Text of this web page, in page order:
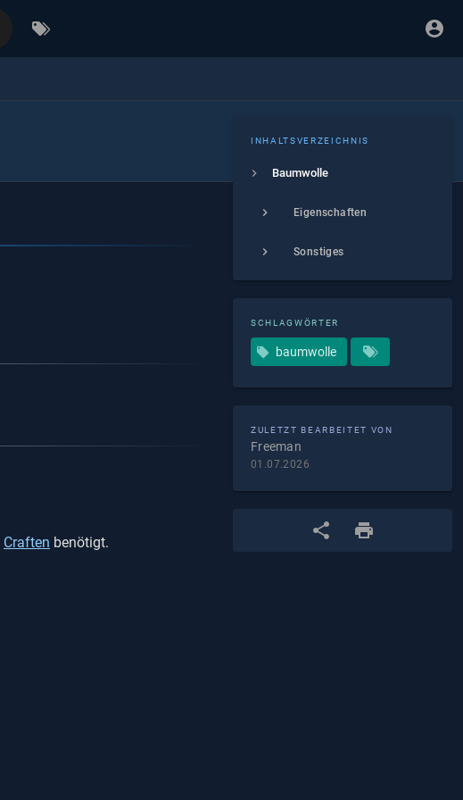
INHALTSVERZEICHNIS
Baumwolle
Eigenschaften
Sonstiges
SCHLAGWÖRTER
baumwolle
ZULETZT BEARBEITET VON
Freeman
01.07.2026
Craften benötigt.